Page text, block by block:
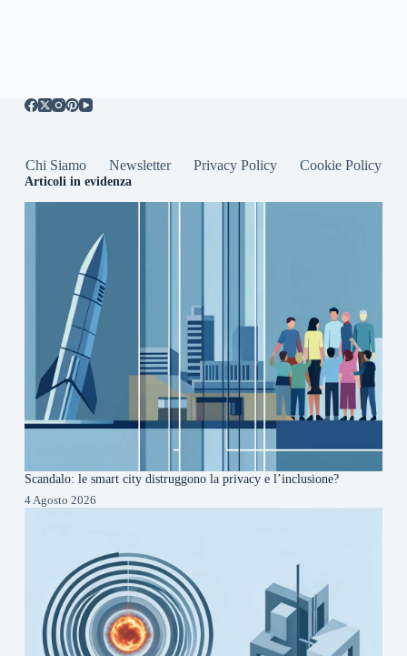
Chi Siamo Newsletter Privacy Policy Cookie Policy
Articoli in evidenza
Scandalo: le smart city distruggono la privacy e l’inclusione?
4 Agosto 2026